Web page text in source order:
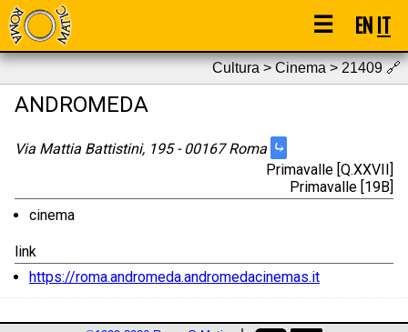
☰ ENIT
Cultura > Cinema > 21409🔗
ANDROMEDA
Via Mattia Battistini, 195 - 00167 Roma ⤷
Primavalle [Q.XXVII]
Primavalle [19B]
cinema
link
https://roma.andromeda.andromedacinemas.it